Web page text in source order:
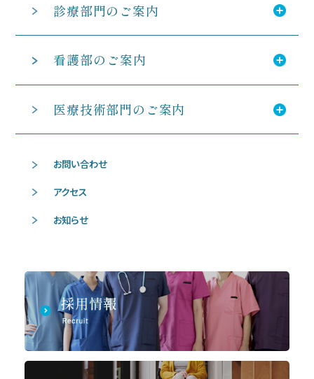
診療部門のご案内
看護部のご案内
医療技術部門のご案内
お問い合わせ
アクセス
お知らせ